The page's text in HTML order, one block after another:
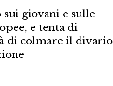
giovani e sulle
e tenta di
di colmare il divario